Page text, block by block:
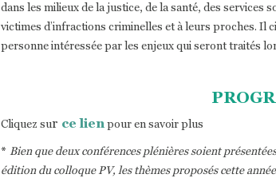
dans les milieux de la justice, de la santé, des services
victimes d’infractions criminelles et à leurs proches. Il
personne intéressée par les enjeux qui seront traités
Cliquez sur ce lienpour en savoir plus
* Bien que deux conférences plénières soient
édition du colloque PV, les thèmes proposés cette